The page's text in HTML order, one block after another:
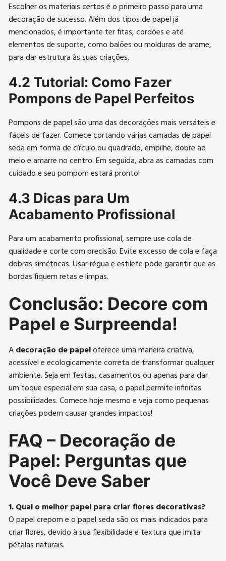
Escolher os materiais certos é o primeiro passo para uma
decoração de sucesso. Além dos tipos de papel já
mencionados, é importante ter fitas, cordões e até
elementos de suporte, como balões ou molduras de arame,
para dar estrutura às suas criações.
4.2 Tutorial: Como Fazer
Pompons de Papel Perfeitos
Pompons de papel são uma das decorações mais versáteis e
fáceis de fazer. Comece cortando várias camadas de papel
seda em forma de círculo ou quadrado, empilhe, dobre ao
meio e amarre no centro. Em seguida, abra as camadas com
cuidado e seu pompom estará pronto!
4.3 Dicas para Um
Acabamento Profissional
Para um acabamento profissional, sempre use cola de
qualidade e corte com precisão. Evite excesso de cola e faça
dobras simétricas. Usar régua e estilete pode garantir que as
bordas fiquem retas e limpas.
Conclusão: Decore com
Papel e Surpreenda!
Adecoração de papeloferece uma maneira criativa,
acessível e ecologicamente correta de transformar qualquer
ambiente. Seja em festas, casamentos ou apenas para dar
um toque especial em sua casa, o papel permite infinitas
possibilidades. Comece hoje mesmo e veja como pequenas
criações podem causar grandes impactos!
FAQ – Decoração de
Papel: Perguntas que
Você Deve Saber
1. Qual o melhor papel para criar flores decorativas?
O papel crepom e o papel seda são os mais indicados para
criar flores, devido à sua flexibilidade e textura que imita
pétalas naturais.